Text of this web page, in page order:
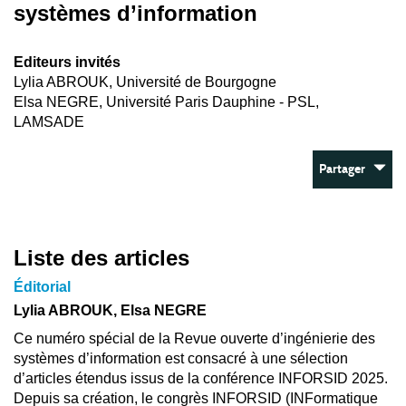
systèmes d’information
Editeurs invités
Lylia ABROUK, Université de Bourgogne
Elsa NEGRE, Université Paris Dauphine - PSL,
LAMSADE
Partager
Liste des articles
Éditorial
Lylia ABROUK, Elsa NEGRE
Ce numéro spécial de la Revue ouverte d’ingénierie des
systèmes d’information est consacré à une sélection
d’articles étendus issus de la conférence INFORSID 2025.
Depuis sa création, le congrès INFORSID (INFormatique